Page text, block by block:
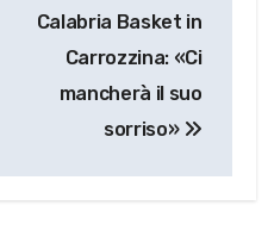
Calabria Basket in
Carrozzina: «Ci
mancherà il suo
sorriso»